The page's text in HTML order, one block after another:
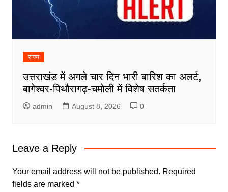
राज्य
उत्तराखंड में अगले चार दिन भारी बारिश का अलर्ट,
बागेश्वर-पिथौरागढ़-चमोली में विशेष सतर्कता
admin August 8, 2026 0
Leave a Reply
Your email address will not be published. Required
fields are marked *